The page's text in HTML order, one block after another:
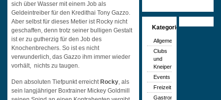
sich über Wasser mit einem Job als
Geldeintreiber für den Kredithai Tony Gazzo.
Aber selbst für dieses Metier ist Rocky nicht
geschaffen, denn trotz seiner bulligen Gestalt
ist er zu gutherzig für den Job des
Knochenbrechers. So ist es nicht
verwunderlich, das Gazzo ihm immer wieder
vorhält, nichts zu taugen.
Den absoluten Tiefpunkt erreicht Rocky, als
sein langjähriger Boxtrainer Mickey Goldmill
Kategorien
Allgemein
Clubs
und
Kneipen
Events
Freizeit
Gastronomie